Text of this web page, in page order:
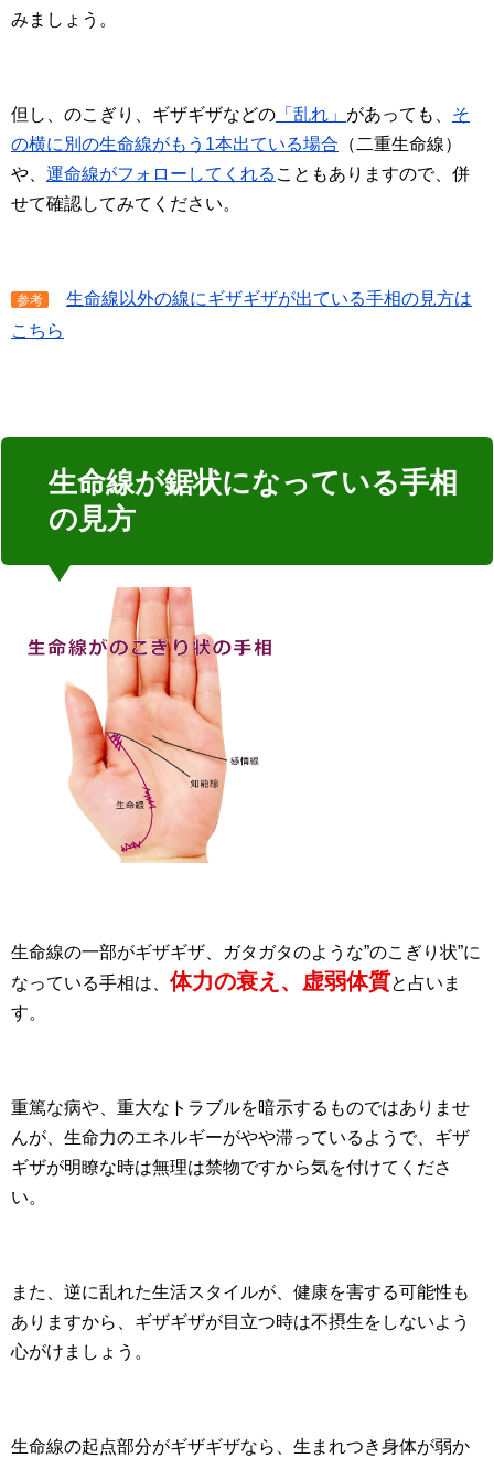
みましょう。
但し、のこぎり、ギザギザなどの 「乱れ」 があっても、 そ
の横に別の生命線がもう1本出ている場合 （二重生命線）
や、 運命線がフォローしてくれる こともありますので、併
せて確認してみてください。
参考
生命線以外の線にギザギザが出ている手相の見方は
こちら
生命線が鋸状になっている手相
の見方
生命線の一部がギザギザ、ガタガタのような”のこぎり状”に
なっている手相は、 体力の衰え、虚弱体質と占いま
す。
重篤な病や、重大なトラブルを暗示するものではありませ
んが、生命力のエネルギーがやや滞っているようで、ギザ
ギザが明瞭な時は無理は禁物ですから気を付けてくださ
い。
また、逆に乱れた生活スタイルが、健康を害する可能性も
ありますから、ギザギザが目立つ時は不摂生をしないよう
心がけましょう。
生命線の起点部分がギザギザなら、生まれつき身体が弱か